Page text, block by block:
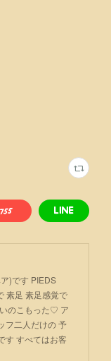
)です PIEDS
素足 素足感覚で
のこもった♡ ア
フ二人だけの 予
す すべてはお客